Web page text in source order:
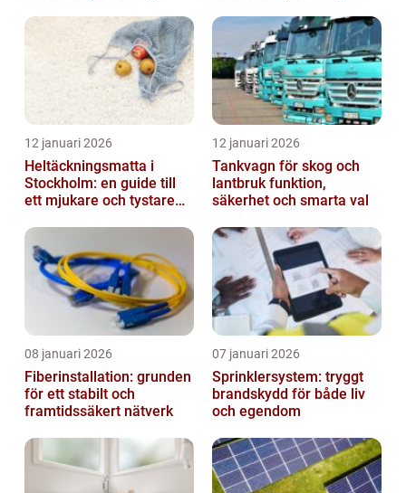
12 januari 2026
Heltäckningsmatta i
Stockholm: en guide till
ett mjukare och tystare
12 januari 2026
Tankvagn för skog och
lantbruk funktion,
säkerhet och smarta val
08 januari 2026
Fiberinstallation: grunden
för ett stabilt och
framtidssäkert nätverk
07 januari 2026
Sprinklersystem: tryggt
brandskydd för både liv
och egendom